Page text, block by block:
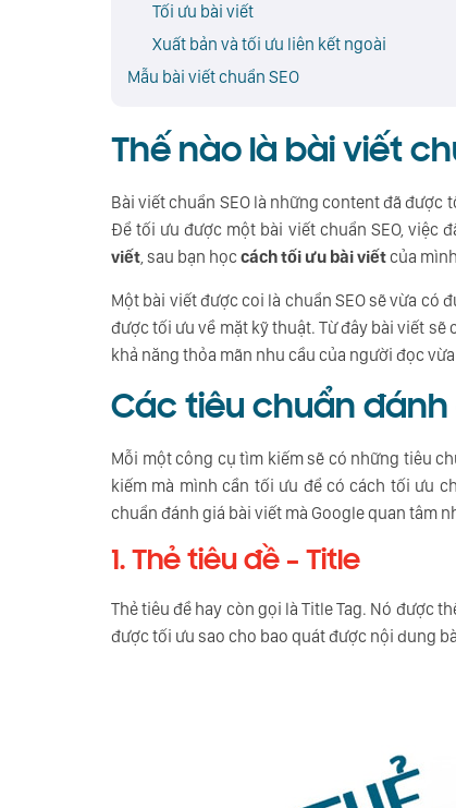
Tối ưu bài viết
Xuất bản và tối ưu liên kết ngoài
Mẫu bài viết chuẩn SEO
Thế nào là bài viết
Bài viết chuẩn SEO là những content đã
Để tối ưu được một bài viết chuẩn SEO, việc
viết, sau bạn học cách tối ưu bài viếtcủa
Một bài viết được coi là chuẩn SEO sẽ vừa
được tối ưu về mặt kỹ thuật. Từ đây bài viết
khả năng thỏa mãn nhu cầu của người đọc
Các tiêu chuẩn
Mỗi một công cụ tìm kiếm sẽ có những tiêu
kiếm mà mình cần tối ưu để có cách tối ưu
chuẩn đánh giá bài viết mà Google quan tâm
1. Thẻ tiêu đề – Title
Thẻ tiêu đề hay còn gọi là Title Tag. Nó được
được tối ưu sao cho bao quát được nội dung